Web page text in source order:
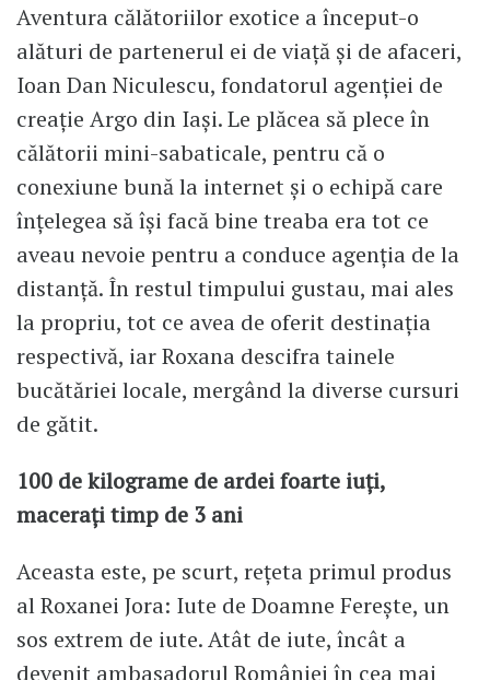
Aventura călătoriilor exotice a început-o
alături de partenerul ei de viață și de afaceri,
Ioan Dan Niculescu, fondatorul agenției de
creație Argo din Iași. Le plăcea să plece în
călătorii mini-sabaticale, pentru că o
conexiune bună la internet și o echipă care
înțelegea să își facă bine treaba era tot ce
aveau nevoie pentru a conduce agenția de la
distanță. În restul timpului gustau, mai ales
la propriu, tot ce avea de oferit destinația
respectivă, iar Roxana descifra tainele
bucătăriei locale, mergând la diverse cursuri
de gătit.
100 de kilograme de ardei foarte iuți,
macerați timp de 3 ani
Aceasta este, pe scurt, rețeta primul produs
al Roxanei Jora: Iute de Doamne Ferește, un
sos extrem de iute. Atât de iute, încât a
devenit ambasadorul României în cea mai